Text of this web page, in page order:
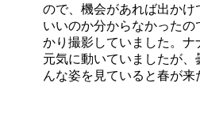
ので、機会があれば出か
いいのか分からなかった
かり撮影していました。
元気に動いていましたが